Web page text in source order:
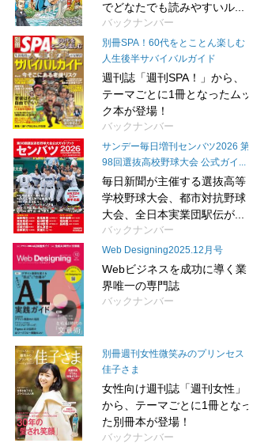
でどなたでも読みやすいル...
バックナンバー
別冊SPA！60代をとことん楽しむ
人生後半サバイバルガイド
週刊誌「週刊SPA！」から、
テーマごとに1冊となったムッ
ク本が登場！
バックナンバー
サンデー毎日増刊センバツ2026 第
98回選抜高校野球大会 公式ガイ...
毎日新聞が主催する選抜高等
学校野球大会、都市対抗野球
大会、全日本実業団駅伝が...
バックナンバー
Web Designing2025.12月号
Webビジネスを成功に導く業
界唯一の専門誌
バックナンバー
別冊週刊女性微笑みのプリンセス
佳子さま
女性向け週刊誌「週刊女性」
から、テーマごとに1冊となっ
た別冊本が登場！
バックナンバー